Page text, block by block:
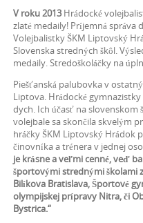
V roku 2013Hrádocké
zlaté medaily! Príjemná správa
Volejbalistky ŠKM Liptovský
Slovenska stredných škôl.
medaily. Stredoškoláčky na
Piešťanská palubovka v
Liptova. Hrádocké
dych. Ich účasť na slovenskom
volejbale sa skončila skvelým
hráčky ŠKM Liptovský Hrádok
činovníka a trénera v jednej
je krásne a veľmi cenné, veď
športovými strednými školami
Bilíkova Bratislava, Športové
olympijskej prípravy Nitra, či
Bystrica.“